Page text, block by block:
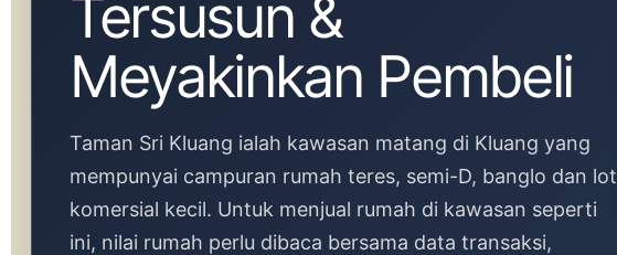
Tersusun &
Meyakinkan Pembeli
Taman Sri Kluang ialah kawasan matang di Kluang yang
mempunyai campuran rumah teres, semi-D, banglo dan lot
komersial kecil. Untuk menjual rumah di kawasan seperti
ini, nilai rumah perlu dibaca bersama data transaksi,